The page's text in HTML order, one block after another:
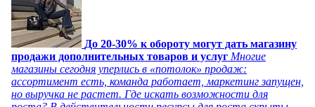
До 20-30% к обороту могут дать магазину
продажи дополнительных товаров и услуг Многие
магазины сегодня уперлись в «потолок» продаж:
ассортимент есть, команда работает, маркетинг запущен,
но выручка не растет. Где искать возможности для